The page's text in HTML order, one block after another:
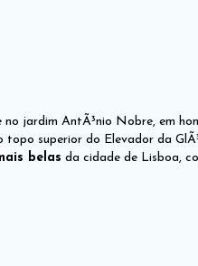
jardim AntÃ³nio Nobre, em
topo superior do Elevador da
belas da cidade de Lisboa,